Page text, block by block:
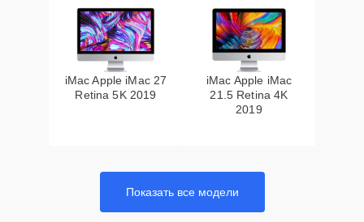
iMac Apple iMac 27
Retina 5K 2019
iMac Apple iMac
21.5 Retina 4K
2019
Показать все модели